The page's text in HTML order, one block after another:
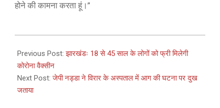
होने की कामना करता हूं।”
04-
23
Previous Post:झारखंडः 18 से 45 साल के लोगों को फ्री मिलेगी
कोरोना वैक्सीन
Next Post:जेपी नड्डा ने विरार के अस्पताल में आग की घटना पर दुख
जताया